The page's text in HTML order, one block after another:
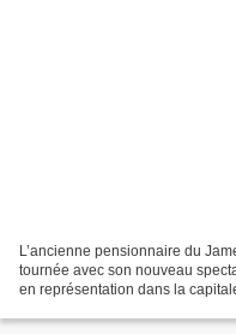
L’ancienne pensionnaire du
tournée avec son nouveau
en représentation dans la